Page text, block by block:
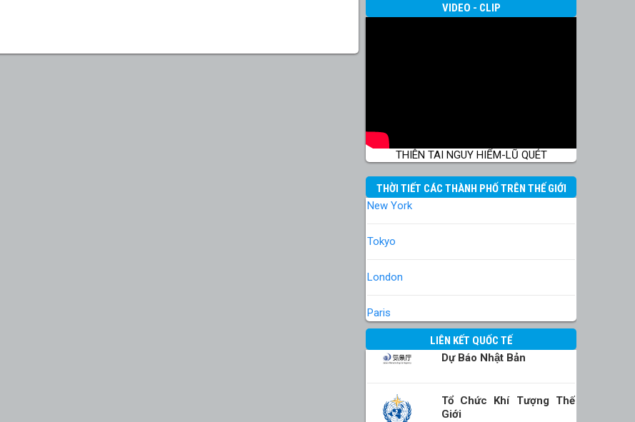
VIDEO - CLIP
THIÊN TAI NGUY HIỂM-LŨ QUÉT
THỜI TIẾT CÁC THÀNH PHỐ TRÊN THẾ GIỚI
New York
Tokyo
London
Paris
LIÊN KẾT QUỐC TẾ
Dự Báo Nhật Bản
Tổ Chức Khí Tượng Thế
Giới